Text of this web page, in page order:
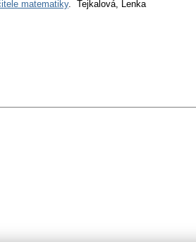
matematiky. Tejkalová, Lenka